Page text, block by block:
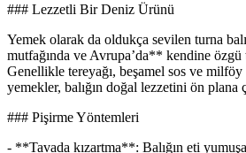
### Lezzetli Bir Deniz Ürünü
Yemek olarak da oldukça sevilen turna
mutfağında ve Avrupa’da** kendine
Genellikle tereyağı, beşamel sos ve milföy
yemekler, balığın doğal lezzetini ön plana
### Pişirme Yöntemleri
- **Tavada kızartma**: Balığın eti